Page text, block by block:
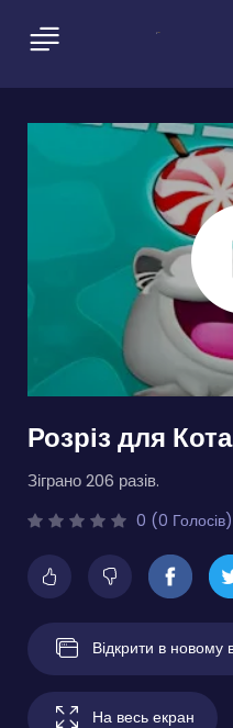
Розріз для
Зіграно 206 разів.
0 (0 Голосів)
Відкрити в новому
На весь екран